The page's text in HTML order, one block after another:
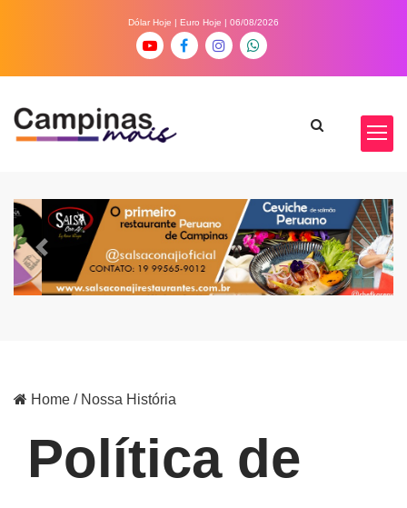
Dólar Hoje | Euro Hoje | 06/08/2026
Previous Next
Home / Nossa História
Política de